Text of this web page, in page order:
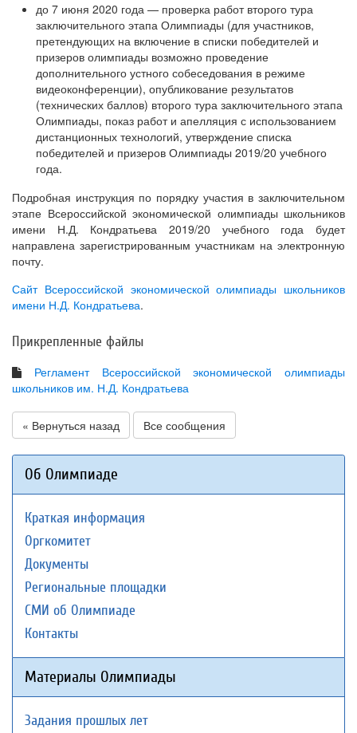
до 7 июня 2020 года — проверка работ второго тура
заключительного этапа Олимпиады (для участников,
претендующих на включение в списки победителей и
призеров олимпиады возможно проведение
дополнительного устного собеседования в режиме
видеоконференции), опубликование результатов
(технических баллов) второго тура заключительного этапа
Олимпиады, показ работ и апелляция с использованием
дистанционных технологий, утверждение списка
победителей и призеров Олимпиады 2019/20 учебного
года.
Подробная инструкция по порядку участия в заключительном
этапе Всероссийской экономической олимпиады школьников
имени Н.Д. Кондратьева 2019/20 учебного года будет
направлена зарегистрированным участникам на электронную
почту.
Сайт Всероссийской экономической олимпиады школьников
имени Н.Д. Кондратьева.
Прикрепленные файлы
Регламент Всероссийской экономической олимпиады
школьников им. Н.Д. Кондратьева
« Вернуться назад Все сообщения
Об Олимпиаде
Краткая информация
Оргкомитет
Документы
Региональные площадки
СМИ об Олимпиаде
Контакты
Материалы Олимпиады
Задания прошлых лет